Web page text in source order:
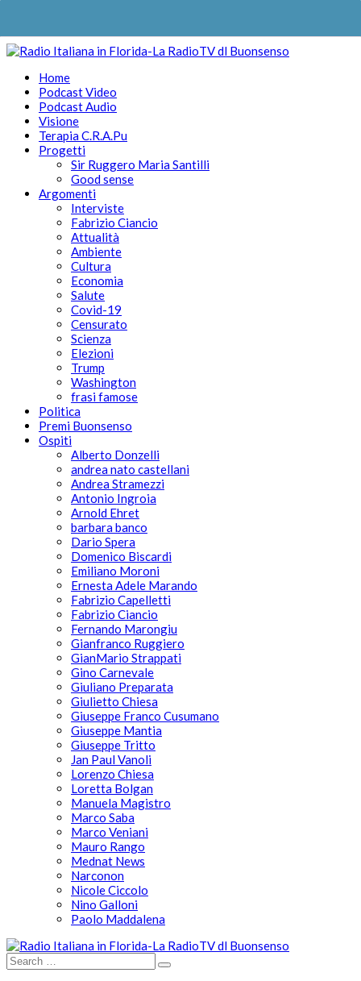
Home
Podcast Video
Podcast Audio
Visione
Terapia C.R.A.Pu
Progetti
Sir Ruggero Maria Santilli
Good sense
Argomenti
Interviste
Fabrizio Ciancio
Attualità
Ambiente
Cultura
Economia
Salute
Covid-19
Censurato
Scienza
Elezioni
Trump
Washington
frasi famose
Politica
Premi Buonsenso
Ospiti
Alberto Donzelli
andrea nato castellani
Andrea Stramezzi
Antonio Ingroia
Arnold Ehret
barbara banco
Dario Spera
Domenico Biscardi
Emiliano Moroni
Ernesta Adele Marando
Fabrizio Capelletti
Fabrizio Ciancio
Fernando Marongiu
Gianfranco Ruggiero
GianMario Strappati
Gino Carnevale
Giuliano Preparata
Giulietto Chiesa
Giuseppe Franco Cusumano
Giuseppe Mantia
Giuseppe Tritto
Jan Paul Vanoli
Lorenzo Chiesa
Loretta Bolgan
Manuela Magistro
Marco Saba
Marco Veniani
Mauro Rango
Mednat News
Narconon
Nicole Ciccolo
Nino Galloni
Paolo Maddalena